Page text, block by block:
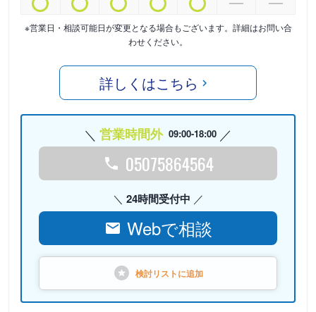
※営業日・相談可能日が変更となる場合もございます。詳細はお問い合
わせください。
詳しくはこちら
営業時間外 09:00-18:00
05075864564
24時間受付中
Webで相談
検討リストに追加